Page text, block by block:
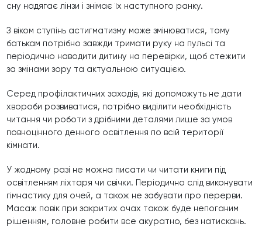
сну надягає лінзи і знімає їх наступного ранку.
З віком ступінь астигматизму може змінюватися, тому
батькам потрібно завжди тримати руку на пульсі та
періодично наводити дитину на перевірки, щоб стежити
за змінами зору та актуальною ситуацією.
Серед профілактичних заходів, які допоможуть не дати
хвороби розвиватися, потрібно виділити необхідність
читання чи роботи з дрібними деталями лише за умов
повноцінного денного освітлення по всій території
кімнати.
У жодному разі не можна писати чи читати книги під
освітленням ліхтаря чи свічки. Періодично слід виконувати
гімнастику для очей, а також не забувати про перерви.
Масаж повік при закритих очах також буде непоганим
рішенням, головне робити все акуратно, без натискань.